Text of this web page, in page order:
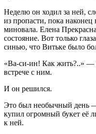
Неделю он ходил за ней,
из пропасти, пока наконец
миновала. Елена
состояние. Вот только
синью, что Витьке было
«Ва-си-ин! Как жить?..» —
встрече с ним.
И он решился.
Это был необычный день
купил огромный букет её
к ней.